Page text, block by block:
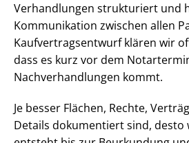
Verhandlungen strukturiert und
Kommunikation zwischen allen
Kauf­ver­trags­ent­wurf klären wir
dass es kurz vor dem
Nach­ver­hand­lun­gen kommt.
Je besser Flächen, Rechte,
Details dokumentiert sind, desto